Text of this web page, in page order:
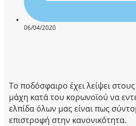
06/04/2020
Το ποδόσφαιρο έχει λείψει
μάχη κατά του κορωνοϊού να
ελπίδα όλων μας είναι πως
επιστροφή στην κανονικότητα.